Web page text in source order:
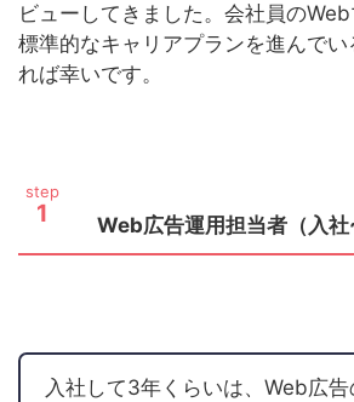
ビューしてきました。会社員の
標準的なキャリアプランを進んで
れば幸いです。
step
1 Web広告運用担当者（入社
入社して3年くらいは、Web広告